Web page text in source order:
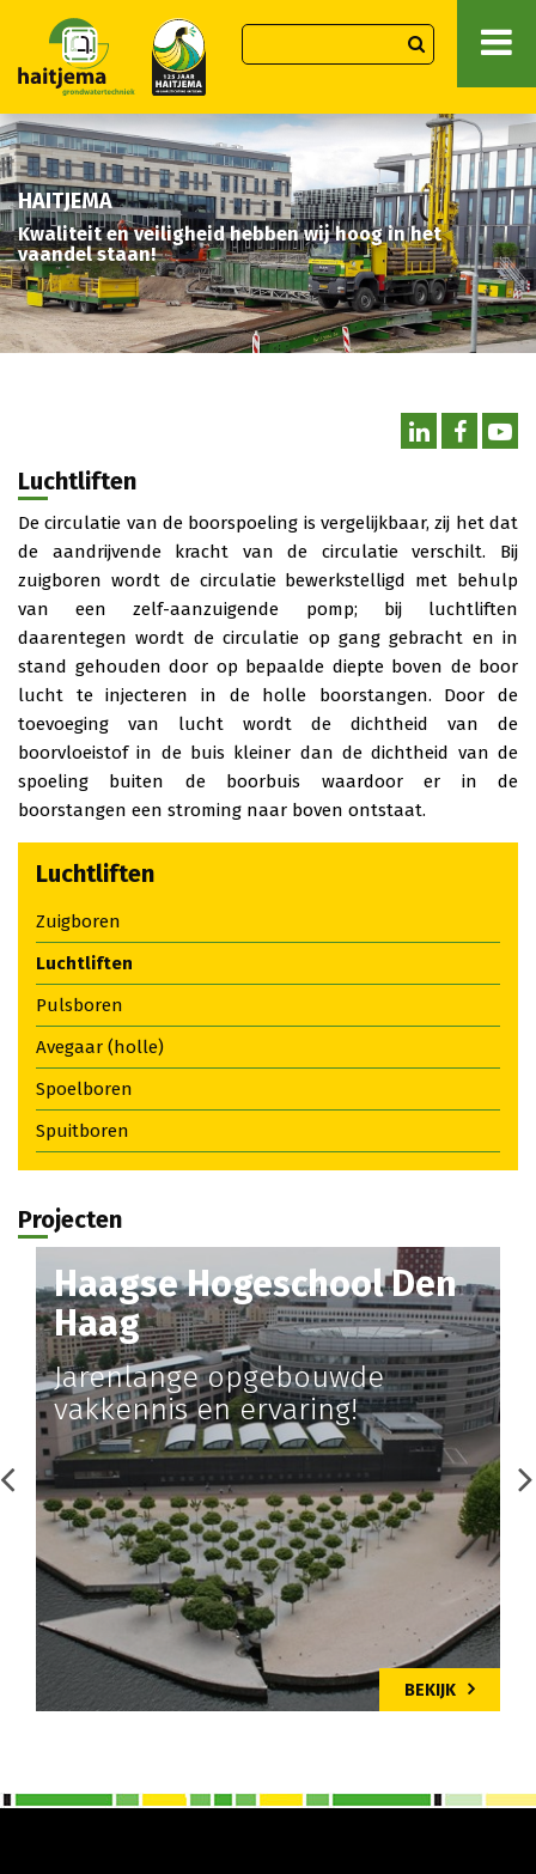
HAITJEMA
Kwaliteit en veiligheid hebben wij hoog in het
vaandel staan!
Luchtliften
De circulatie van de boorspoeling is vergelijkbaar, zij het dat
de aandrijvende kracht van de circulatie verschilt. Bij
zuigboren wordt de circulatie bewerkstelligd met behulp
van een zelf-aanzuigende pomp; bij luchtliften
daarentegen wordt de circulatie op gang gebracht en in
stand gehouden door op bepaalde diepte boven de boor
lucht te injecteren in de holle boorstangen. Door de
toevoeging van lucht wordt de dichtheid van de
boorvloeistof in de buis kleiner dan de dichtheid van de
spoeling buiten de boorbuis waardoor er in de
boorstangen een stroming naar boven ontstaat.
Luchtliften
Zuigboren
Luchtliften
Pulsboren
Avegaar (holle)
Spoelboren
Spuitboren
Projecten
Haagse Hogeschool Den
Haag
Jarenlange opgebouwde
vakkennis en ervaring!
BEKIJK